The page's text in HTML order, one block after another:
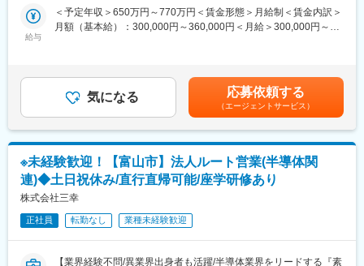
生命保険／金融／証券／不動産／人材／医療出身者など
幅広い業界出身者が活躍しています。
・入社半年頃を目処にお客様を担当して、ご活躍いただきます。
・将来的にはエリアを管轄するマネージャーや、本社で全社的な
営業戦略を考える人財として成長いただきたいです。
変更の範囲：会社の定める業務
■業務詳細：
・顧客の課題、ニーズのヒアリング
機・医療機器・半導体・家電をメインとして幅広い業界で使用さ
れております。工業製品が製造される際には形状や厚さなどを
「測る」という作業が必ず発生し、その「測る」作業を超高精度
界知識を身に着けることが可能です。
■取り扱い製品例：
・三次元座標測定機
・表面粗さ、輪郭形状測定機
・真円度円柱形状測定機
・マシンコントロールゲージ 等
給与
＜予定年収＞650万円～770万円＜賃金形態＞月給制＜賃金内訳＞
月額（基本給）：300,000円～360,000円＜月給＞300,000円～
年1回■賞与：年2回賃金はあくまでも目安の金額であり、選考を
通じて上下する可能性があります。月給(月額)は固定手当を含めた
表記です。
気になる 応募依頼する
（エージェントサービス）
※未経験歓迎！【富山市】法人ルート営業(半導体関
連)◆土日祝休み/直行直帰可能/座学研修あり
株式会社三幸
正社員 転勤なし 業種未経験歓迎
【業界経験不問/異業界出身者も活躍/半導体業界をリードする『素